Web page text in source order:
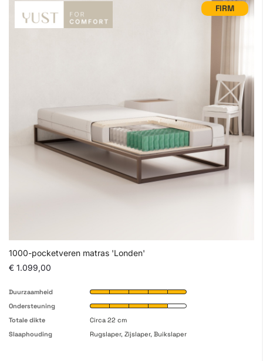
FIRM
1000-pocketveren matras 'Londen'
€ 1.099,00
Duurzaamheid
Ondersteuning
Totale dikte
Circa 22 cm
Slaaphouding
Rugslaper, Zijslaper, Buikslaper